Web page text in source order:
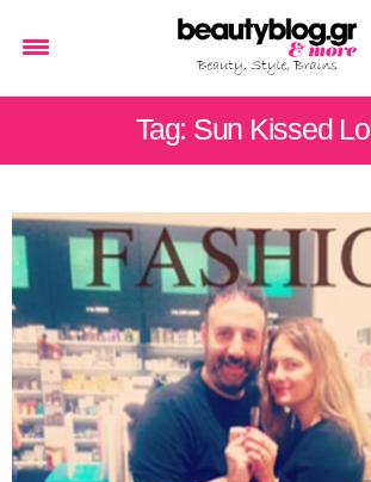
Tag: Sun Kissed